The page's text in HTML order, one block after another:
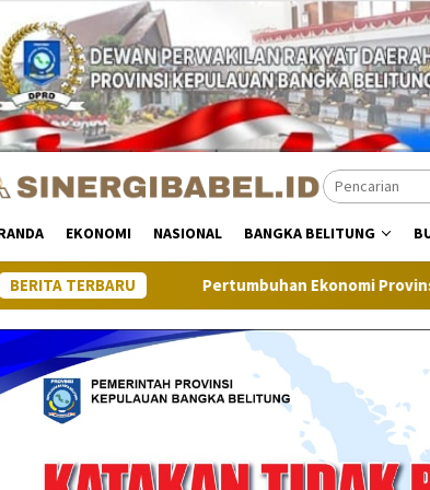
EKONOMI NASIONAL BANGKA BELITUNG
BERITA TERBARU
Pertumbuhan Ekonomi Provinsi Kepulauan Bangka